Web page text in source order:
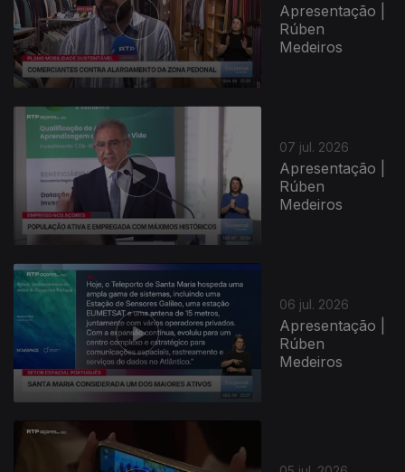
Apresentação |
Rúben
Medeiros
07 jul. 2026
Apresentação |
Rúben
Medeiros
06 jul. 2026
Apresentação |
Rúben
Medeiros